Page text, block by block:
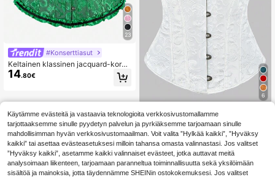
23
#Konserttiasut
Keltainen klassinen jacquard-korse
ttitoppi, olkaimeton sydämenmuotoi
nen pääntie, röyhelövyötärö, vintag
eva vatsanmuotoilutoppi
14.80€
6
#Konserttiasut
Naisten palatsityylinen klassinen ja
cquard-korsetti, yksivärinen vyötär
önauha, muotoileva ja push-up-efe
kti, sopii käytettäväksi ulkona, häihi
n, juhla-asuun ja mekkoon, hoikent
ava alusvaate, muotoileva yläosa
12.83€
Käytämme evästeitä ja vastaavia teknologioita verkkosivustomallamme
tarjottaaksemme sinulle pyydetyn palvelun ja pyrkiäksemme tarjoamaan sinulle
mahdollisimman hyvän verkkosivustomaailman. Voit valita ”Hylkää kaikki”, ”Hyväksy
kaikki” tai asettaa evästeasetuksesi milloin tahansa omasta valinnastasi. Jos valitset
”Hyväksy kaikki”, asetamme kaikki valinnaiset evästeet, jotka auttavat meitä
analysoimaan liikenteen, tarjoamaan paranneltua toiminnallisuutta sekä yksilöimään
sisältöä ja mainoksia, jotta täydennämme SHEINin ostokokemuksesi. Jos valitset